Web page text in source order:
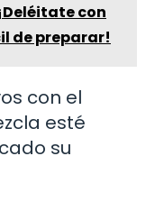
con
de preparar!
con el
esté
su